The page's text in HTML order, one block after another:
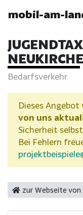
mobil-am-
Bedarfsverkehr
Dieses Angebot
von uns
Sicherheit
Bei Fehlern
zur Webseite von